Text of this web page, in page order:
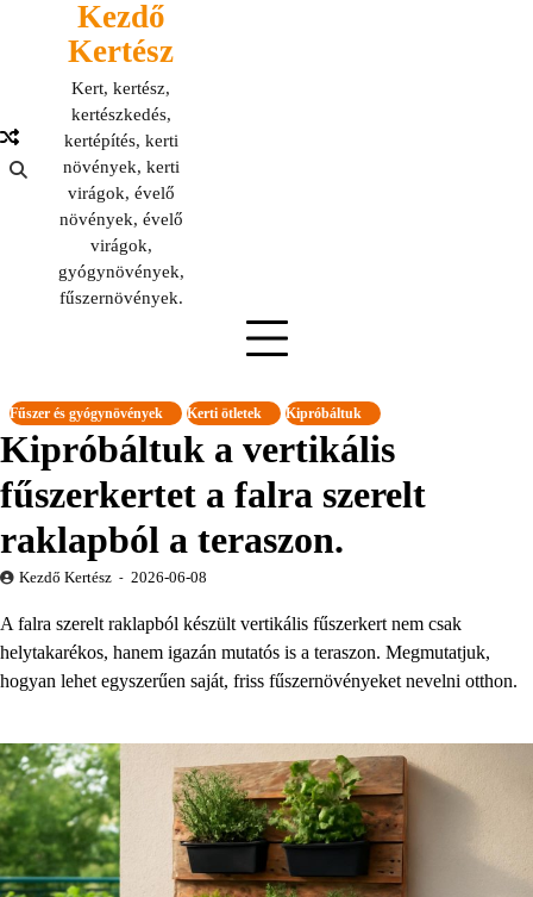
Kezdő
Kertész
Kert, kertész,
kertészkedés,
kertépítés, kerti
növények, kerti
virágok, évelő
növények, évelő
virágok,
gyógynövények,
fűszernövények.
Fűszer és gyógynövények Kerti ötletek Kipróbáltuk
Kipróbáltuk a vertikális
fűszerkertet a falra szerelt
raklapból a teraszon.
Kezdő Kertész 2026-06-08
A falra szerelt raklapból készült vertikális fűszerkert nem csak
helytakarékos, hanem igazán mutatós is a teraszon. Megmutatjuk,
hogyan lehet egyszerűen saját, friss fűszernövényeket nevelni otthon.